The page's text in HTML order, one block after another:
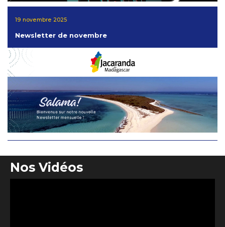
19 novembre 2025
Newsletter de novembre
Nos Vidéos